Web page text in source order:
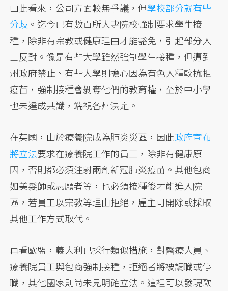
由此看來，公司方面較無爭議，但學校部分就有些
分歧 。迄今已有數百所大專院校強制要求學生接
種，除非有宗教或健康理由才能豁免，引起部分人
士反對。像是有些大學雖然強制學生接種，但遭到
州政府禁止、有些大學則擔心因為有色人種較抗拒
疫苗，強制接種會剝奪他們的教育權，至於中小學
也未達成共識，端視各州決定。
在英國，由於療養院成為肺炎災區，因此政府宣布
將立法要求在療養院工作的員工，除非有健康原
因，否則都必須注射兩劑新冠肺炎疫苗。其他包商
如美髮師或志願者等，也必須接種後才能進入院
區，若員工以宗教等理由拒絕，雇主可開除或採取
其他工作方式取代。
再看歐盟，義大利已採行類似措施，對醫療人員、
療養院員工與包商強制接種，拒絕者將被調職或停
職，其他國家則尚未見明確立法。這裡可以發現歐